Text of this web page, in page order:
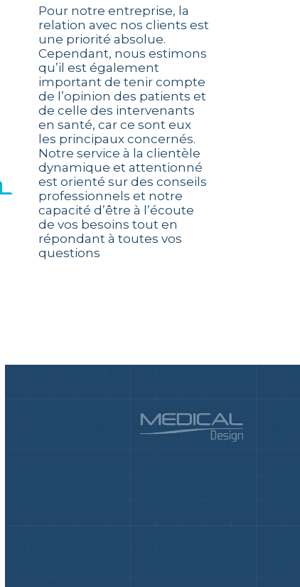
Pour notre entreprise, la
relation avec nos clients est
une priorité absolue.
Cependant, nous estimons
qu’il est également
important de tenir compte
de l’opinion des patients et
de celle des intervenants
en santé, car ce sont eux
les principaux concernés.
Notre service à la clientèle
dynamique et attentionné
est orienté sur des conseils
professionnels et notre
capacité d’être à l’écoute
de vos besoins tout en
répondant à toutes vos
questions